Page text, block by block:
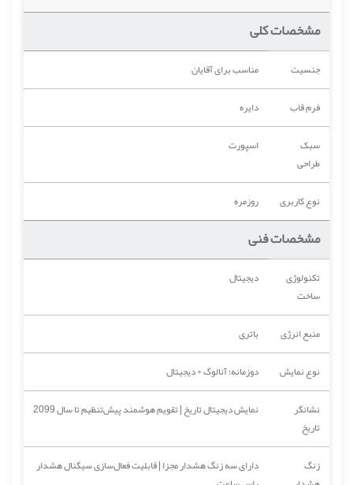
مشخصات کلی
جنسیت
مناسب برای آقایان
فرم قاب
دایره
سبک
طراحی
اسپورت
نوع کاربری روزمره
مشخصات فنی
تکنولوژی
ساخت
دیجیتال
منبع انرژی
باتری
نوع نمایش
دوزمانه؛ آنالوگ + دیجیتال
نشانگر
تاریخ
نمایش دیجیتال تاریخ | تقویم هوشمند پیش‌تنظیم تا سال 2099
زنگ
دارای سه زنگ هشدار مجزا | قابلیت فعال‌سازی سیگنال هشدار